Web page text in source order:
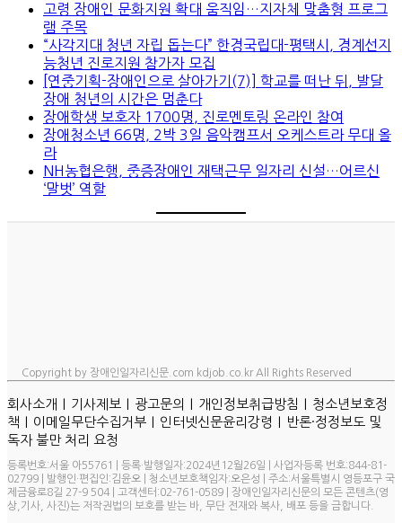
고령 장애인 문화지원 확대 움직임…지자체 맞춤형 프로그
램 주목
“사각지대 청년 자립 돕는다” 한경국립대-평택시, 경계선지
능청년 진로지원 참가자 모집
[연중기획-장애인으로 살아가기(7)] 학교를 떠난 뒤, 발달
장애 청년의 시간은 멈춘다
장애학생 보호자 1700명, 진로멘토링 온라인 참여
장애청소년 66명, 2박 3일 음악캠프서 오케스트라 무대 올
라
NH농협은행, 중증장애인 재택근무 일자리 신설…어르신
‘말벗’ 역할
Copyright by 장애인일자리신문.com kdjob.co.kr All Rights Reserved
회사소개 ㅣ 기사제보 ㅣ 광고문의 ㅣ 개인정보취급방침 ㅣ 청소년보호정
책 ㅣ 이메일무단수집거부 ㅣ 인터넷신문윤리강령 ㅣ 반론·정정보도 및
독자 불만 처리 요청
등록번호:서울 아55761 | 등록·발행일자:2024년12월26일 | 사업자등록 번호:844-81-
02799 | 발행인·편집인:김윤오 | 청소년보호책임자:오은성 | 주소:서울특별시 영등포구 국
제금융로8길 27-9 504 | 고객센터:02-761-0589 | 장애인일자리신문의 모든 콘텐츠(영
상,기사, 사진)는 저작권법의 보호를 받는 바, 무단 전재와 복사, 배포 등을 금합니다.